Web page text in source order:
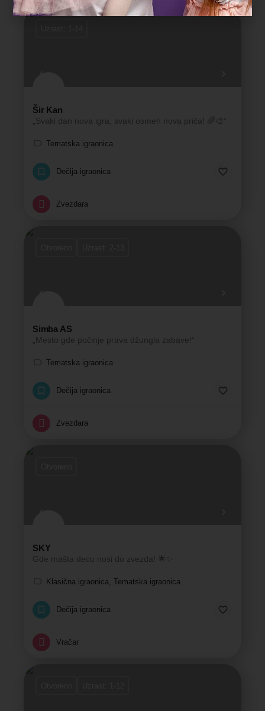
Šir Kan
„Svaki dan nova igra, svaki osmeh nova priča! 🌈🎨“
Tematska igraonica
Dečija igraonica
Zvezdara
Simba AS
„Mesto gde počinje prava džungla zabave!“
Tematska igraonica
Dečija igraonica
Zvezdara
SKY
Gde mašta decu nosi do zvezda! 🌟✨
Klasična igraonica, Tematska igraonica
Dečija igraonica
Vračar